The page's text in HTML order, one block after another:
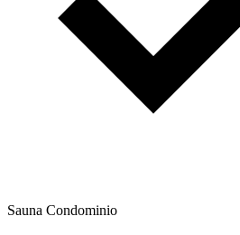
Sauna Condominio